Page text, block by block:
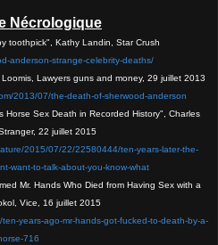
Nécrologique
toothpick", Kathy Landin, Star Crush
anderson-strange-celebrity-deaths/
Lawyers guns and money, 29 juillet 2013
2013/07/the-death-of-sherwood-anderson
Horse Sex Death in Recorded History", Charles
22 juillet 2015
2015/07/22/22580444/ten-years-later-the-
want-to-talk-about-you-know-what
Mr. Hands Who Died from Having Sex with a
Vice, 16 juillet 2015
years-ago-mr-hands-got-fucked-to-death-by-a-
716